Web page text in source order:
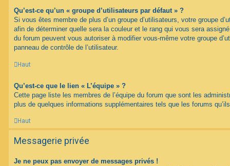
Qu’est-ce qu’un « groupe d’utilisateurs par défaut » ?
Si vous êtes membre de plus d’un groupe d’utilisateurs, votre groupe
afin de déterminer quelle sera la couleur et le rang qui vous sera
du forum peuvent vous autoriser à modifier vous-même votre groupe
panneau de contrôle de l’utilisateur.
Haut
Qu’est-ce que le lien « L’équipe » ?
Cette page liste les membres de l’équipe du forum que sont les
plus de quelques informations supplémentaires tels que les forums
Haut
Messagerie privée
Je ne peux pas envoyer de messages privés !